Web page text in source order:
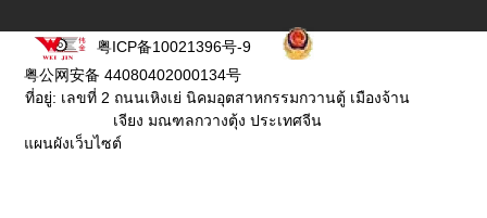
粤ICP备10021396号-9
粤公网安备 44080402000134号
ที่อยู่: เลขที่ 2 ถนนเหิงเย่ นิคมอุตสาหกรรมกวานตู้ เมืองจ้าน
เจียง มณฑลกวางตุ้ง ประเทศจีน
แผนผังเว็บไซต์